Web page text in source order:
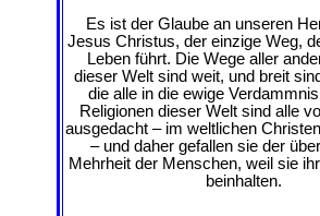
Es ist der Glaube an unseren
Jesus Christus, der einzige Weg,
Leben führt. Die Wege aller
dieser Welt sind weit, und breit
die alle in die ewige
Religionen dieser Welt sind alle
ausgedacht – im weltlichen
– und daher gefallen sie der
Mehrheit der Menschen, weil sie
beinhalten.